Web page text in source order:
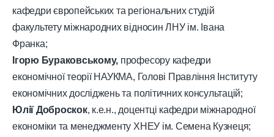
кафедри європейських та регіональних студій
факультету міжнародних відносин ЛНУ ім. Івана
Франка;
Ігорю Бураковському, професору кафедри
економічної теорії НАУКМА, Голові Правління Інституту
економічних досліджень та політичних консультацій;
Юлії Доброскок, к.е.н., доцентці кафедри міжнародної
економіки та менеджменту ХНЕУ ім. Семена Кузнеця;